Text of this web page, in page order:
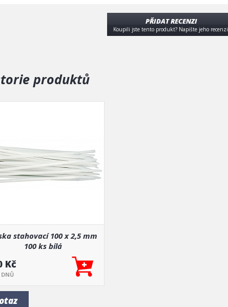
PŘIDAT RECENZI
Koupili jste tento produkt? Napište jeho recenzi.
produktů
stahovací 100 x 2,5 mm
100 ks bílá
Kč
DNŮ